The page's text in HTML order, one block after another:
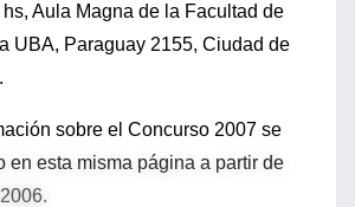
Aula Magna de la Facultad de
UBA, Paraguay 2155, Ciudad de
sobre el Concurso 2007 se
en esta misma página a partir de